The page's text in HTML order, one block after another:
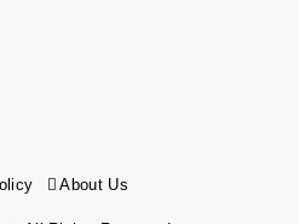
About Us